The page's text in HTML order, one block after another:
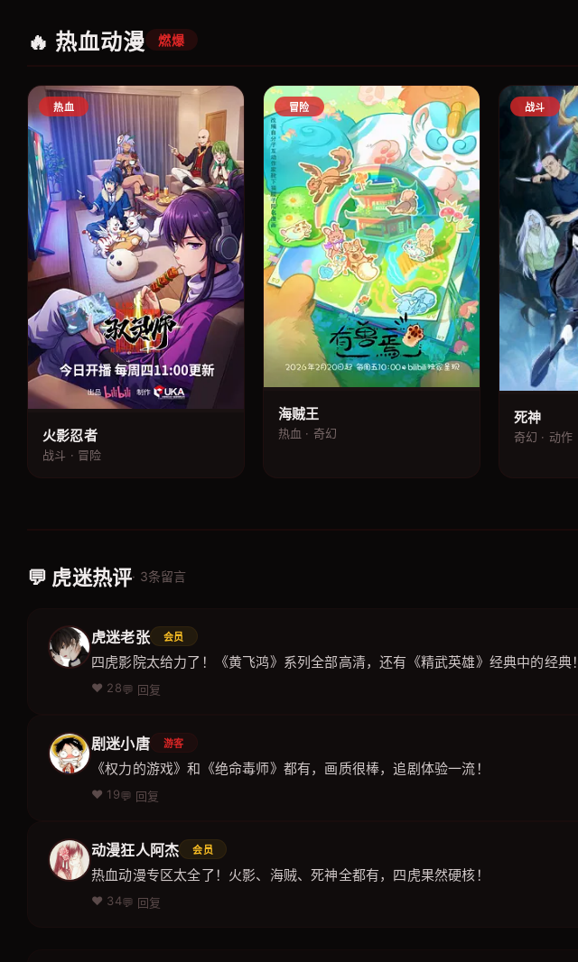
🔥 热血动漫 燃爆
热血
火影忍者
战斗 · 冒险
冒险
海贼王
热血 · 奇幻
战斗
死神
奇幻 · 动作
💬 虎迷热评· 3条留言
虎迷老张 会员
四虎影院太给力了！《黄飞鸿》系列全部高清，还有《精武英雄》经典中的经典！
❤️ 28💬 回复
剧迷小唐 游客
《权力的游戏》和《绝命毒师》都有，画质很棒，追剧体验一流！
❤️ 19💬 回复
动漫狂人阿杰 会员
热血动漫专区太全了！火影、海贼、死神全都有，四虎果然硬核！
❤️ 34💬 回复